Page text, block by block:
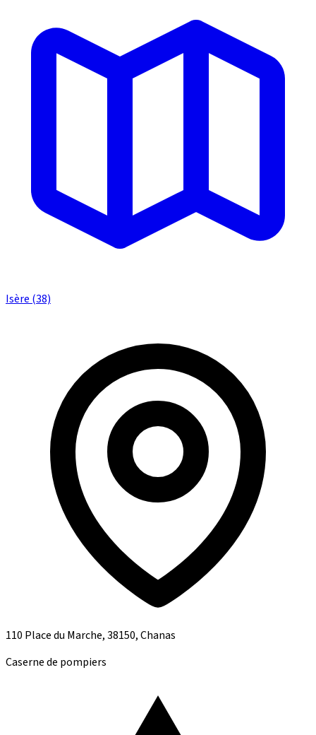
Isère (38)
110 Place du Marche, 38150, Chanas
Caserne de pompiers